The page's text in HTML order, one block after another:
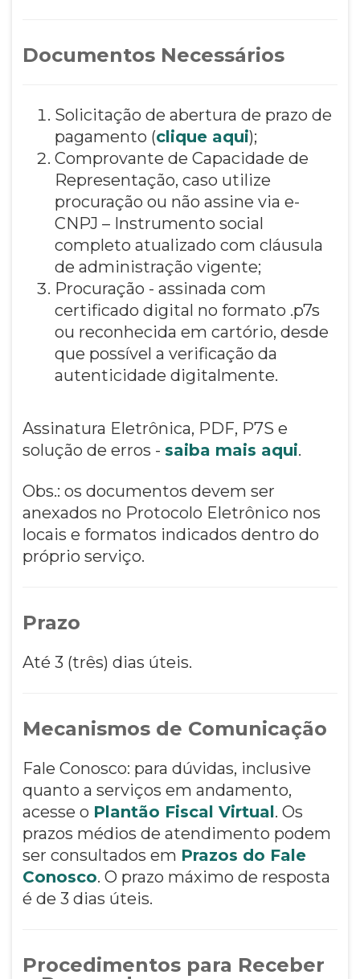
Documentos Necessários
Solicitação de abertura de prazo de
pagamento (clique aqui);
Comprovante de Capacidade de
Representação, caso utilize
procuração ou não assine via e-
CNPJ – Instrumento social
completo atualizado com cláusula
de administração vigente;
Procuração - assinada com
certificado digital no formato .p7s
ou reconhecida em cartório, desde
que possível a verificação da
autenticidade digitalmente.
Assinatura Eletrônica, PDF, P7S e
solução de erros - saiba mais aqui.
Obs.: os documentos devem ser
anexados no Protocolo Eletrônico nos
locais e formatos indicados dentro do
próprio serviço.
Prazo
Até 3 (três) dias úteis.
Mecanismos de Comunicação
Fale Conosco: para dúvidas, inclusive
quanto a serviços em andamento,
acesse o Plantão Fiscal Virtual. Os
prazos médios de atendimento podem
ser consultados em Prazos do Fale
Conosco. O prazo máximo de resposta
é de 3 dias úteis.
Procedimentos para Receber